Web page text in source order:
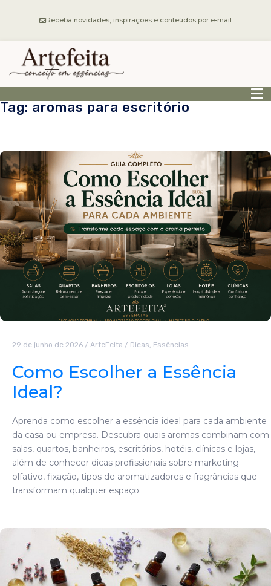
Receba novidades, inspirações e conteúdos por e-mail
Tag: aromas para escritório
29 de junho de 2026 / ArteFeita / Dicas, Essências
Como Escolher a Essência
Ideal?
Aprenda como escolher a essência ideal para cada ambiente
da casa ou empresa. Descubra quais aromas combinam com
salas, quartos, banheiros, escritórios, hotéis, clínicas e lojas,
além de conhecer dicas profissionais sobre marketing
olfativo, fixação, tipos de aromatizadores e fragrâncias que
transformam qualquer espaço.